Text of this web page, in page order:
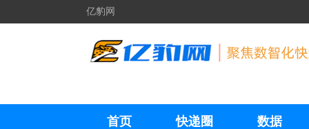
亿豹网
首页 快递圈 数据